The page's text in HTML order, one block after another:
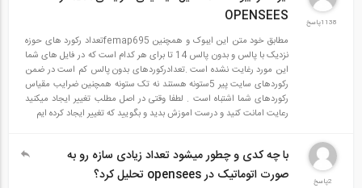
1138پاسخ
OPENSEES
مطابق خود متن این ایبوک و همچنین femap695تعداد رکورد های حوزه
نزدیک با پالس و بدون پالس 14 تا برای هر کدام است که در فایل های شما
این مورد رغایت نشده است .تعدادرکوردهای بدون پالس کم است در ضمن
رکوردهای سایت پیر 5ستونه هستند نه تک ستونه همچنین ضرایب مقیاس
رکوردهای شما اشتباه است . لطفا وقتی در اصل مطلب تغییر ایجاد میکنید
رعایت امانت کنید و درست اموزش بدید و بگویید که تغییر ایجاد کرده ایم
2پاسخ
با چه کدی و چطور میشود تعداد زیادی سازه رو به
صورت اتوماتیک در opensees تحلیل کرد؟